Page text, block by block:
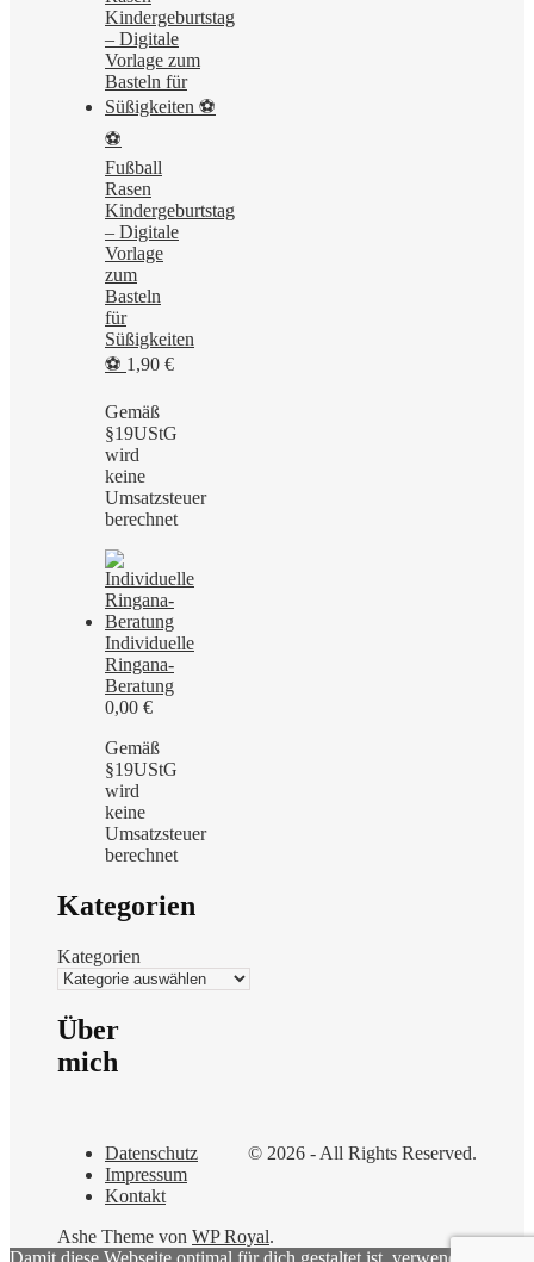
⚽
Fußball
Rasen
Kindergeburtstag
– Digitale
Vorlage
zum
Basteln
für
Süßigkeiten
⚽ 1,90 €
Gemäß
§19UStG
wird
keine
Umsatzsteuer
berechnet
Individuelle
Ringana-
Beratung
0,00 €
Gemäß
§19UStG
wird
keine
Umsatzsteuer
berechnet
Kategorien
Kategorien
Über
mich
© 2026 - All Rights Reserved.
Datenschutz
Impressum
Kontakt
Ashe Theme von WP Royal.
Damit diese Webseite optimal für dich gestaltet ist, verwenden wir